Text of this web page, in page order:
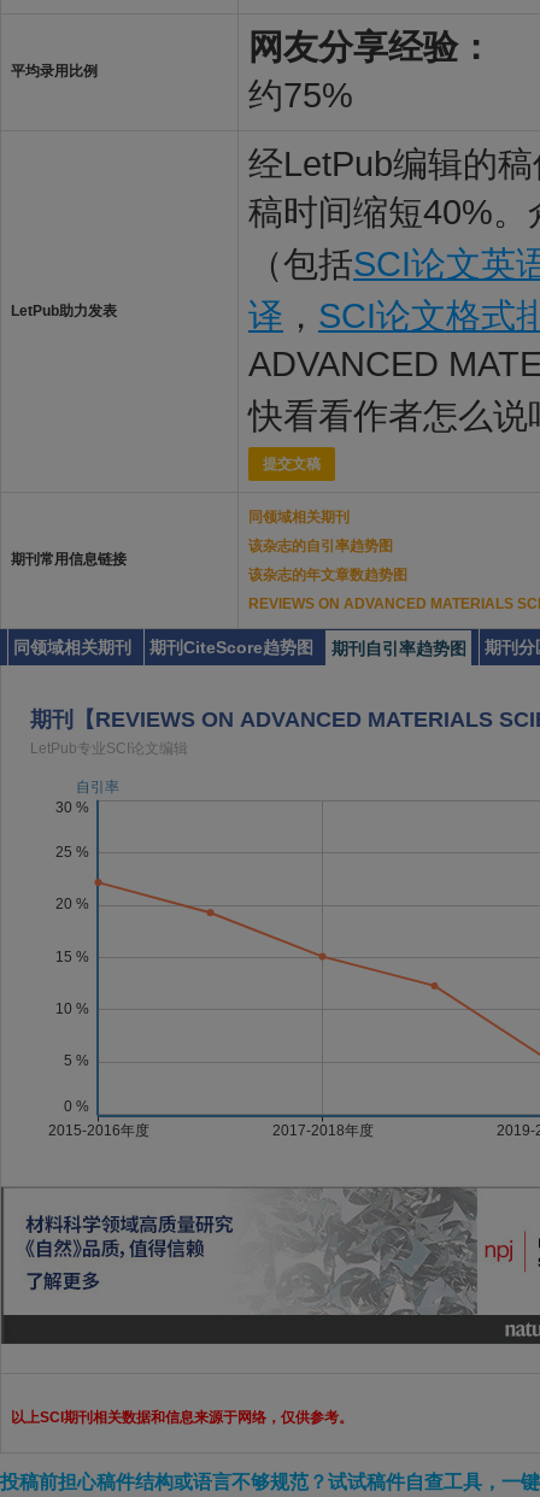
平均录用比例
网友分享经验：
约75%
LetPub助力发表
经LetPub编辑的
稿时间缩短40%
（包括SCI论文英
译 ， SCI论文格式
ADVANCED
快看看作者怎么说
提交文稿
期刊常用信息链接
同领域相关期刊
该杂志的自引率趋势图
该杂志的年文章数趋势图
REVIEWS ON ADVANCED MATERIALS
同领域相关期刊 期刊CiteScore趋势图 期刊自引率趋势图 期刊分
以上SCI期刊相关数据和信息来源于网络，仅供参考。
投稿前担心稿件结构或语言不够规范？试试稿件自查工具，一